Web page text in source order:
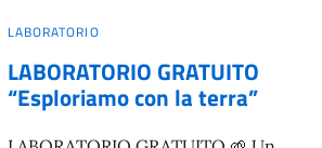
LABORATORIO
LABORATORIO GRATUITO
“Esploriamo con la terra”